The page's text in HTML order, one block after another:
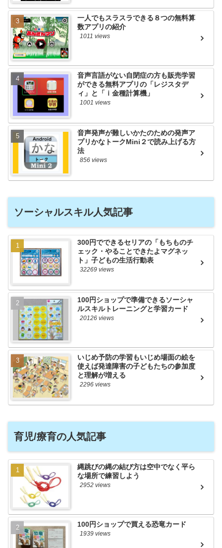
一人でもスラスラできる８つの無料算
数アプリの紹介
1011 views
音声言語がない自閉症の方も販売学習
ができる無料アプリの「レジスタデ
ィ」と「ｉ金種計算機」
1001 views
音声発声が難しいかたのための発声ア
プリかなトークMini２で読み上げる方
法
856 views
ソーシャルスキル人気記事
300円でできるセリアの「もちものチ
ェック・やることできたよマグネッ
ト」子どもの生活行動表
32269 views
100円ショップで準備できるソーシャ
ルスキルトレーニングと学習カード
20126 views
いじめ予防の学習もいじめ場面の絵を
使えば発達障害の子どもたちの参加度
と理解が増える
2296 views
育児/療育の人気記事
縄跳びの縄の結び方は空中でなく平ら
な場所で練習しよう
2952 views
100円ショップで買える恐竜カード
1939 views